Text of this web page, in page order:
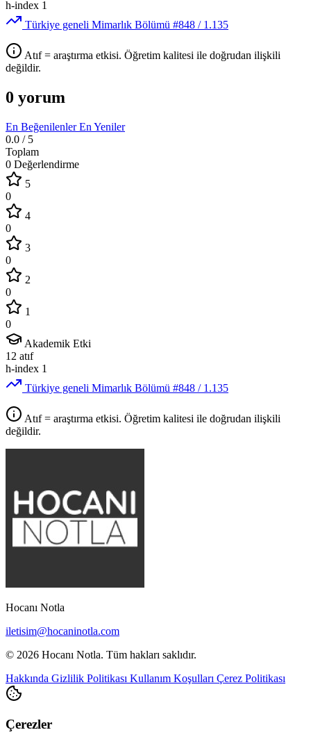
h-index 1
Türkiye geneli Mimarlık Bölümü #848 / 1.135
Atıf = araştırma etkisi. Öğretim kalitesi ile doğrudan ilişkili
değildir.
0 yorum
En BeğenilenlerEn Yeniler
0.0 / 5
Toplam
0 Değerlendirme
5
0
4
0
3
0
2
0
1
0
Akademik Etki
12 atıf
h-index 1
Türkiye geneli Mimarlık Bölümü #848 / 1.135
Atıf = araştırma etkisi. Öğretim kalitesi ile doğrudan ilişkili
değildir.
Hocanı Notla
iletisim@hocaninotla.com
© 2026 Hocanı Notla. Tüm hakları saklıdır.
Hakkında Gizlilik Politikası Kullanım Koşulları Çerez Politikası
Çerezler